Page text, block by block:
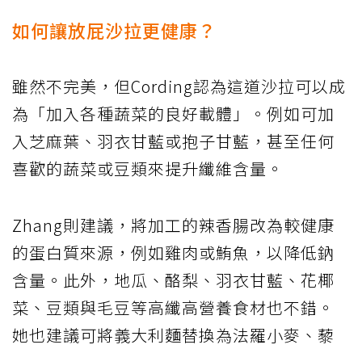
如何讓放屁沙拉更健康？
雖然不完美，但Cording認為這道沙拉可以成
為「加入各種蔬菜的良好載體」。例如可加
入芝麻葉、羽衣甘藍或抱子甘藍，甚至任何
喜歡的蔬菜或豆類來提升纖維含量。
Zhang則建議，將加工的辣香腸改為較健康
的蛋白質來源，例如雞肉或鮪魚，以降低鈉
含量。此外，地瓜、酪梨、羽衣甘藍、花椰
菜、豆類與毛豆等高纖高營養食材也不錯。
她也建議可將義大利麵替換為法羅小麥、藜